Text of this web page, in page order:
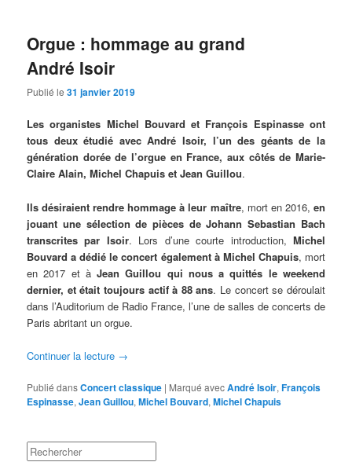
Orgue : hommage au grand
André Isoir
Publié le31 janvier 2019
Les organistes Michel Bouvard et François Espinasse ont
tous deux étudié avec André Isoir, l’un des géants de la
génération dorée de l’orgue en France, aux côtés de Marie-
Claire Alain, Michel Chapuis et Jean Guillou.
Ils désiraient rendre hommage à leur maître, mort en 2016, en
jouant une sélection de pièces de Johann Sebastian Bach
transcrites par Isoir. Lors d’une courte introduction, Michel
Bouvard a dédié le concert également à Michel Chapuis, mort
en 2017 et àJean Guillou qui nous a quittés le weekend
dernier, et était toujours actif à 88 ans. Le concert se déroulait
dans l’Auditorium de Radio France, l’une de salles de concerts de
Paris abritant un orgue.
Continuer la lecture →
Publié dansConcert classique | Marqué avecAndré Isoir,François
Espinasse,Jean Guillou,Michel Bouvard,Michel Chapuis
Rechercher